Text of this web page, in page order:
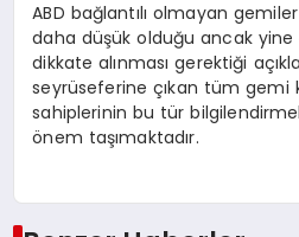
ABD bağlantılı olmayan
daha düşük olduğu ancak yine
dikkate alınması gerektiği
seyrüseferine çıkan tüm gemi
sahiplerinin bu tür
önem taşımaktadır.